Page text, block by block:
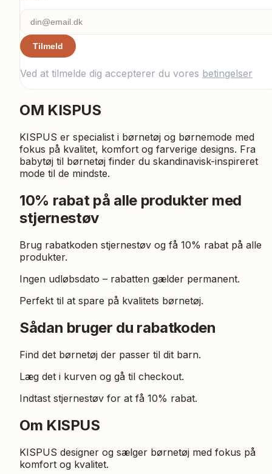
Tilmeld
Ved at tilmelde dig accepterer du vores betingelser
OM KISPUS
KISPUS er specialist i børnetøj og børnemode med
fokus på kvalitet, komfort og farverige designs. Fra
babytøj til børnetøj finder du skandinavisk-inspireret
mode til de mindste.
10% rabat på alle produkter med
stjernestøv
Brug rabatkoden stjernestøv og få 10% rabat på alle
produkter.
Ingen udløbsdato – rabatten gælder permanent.
Perfekt til at spare på kvalitets børnetøj.
Sådan bruger du rabatkoden
Find det børnetøj der passer til dit barn.
Læg det i kurven og gå til checkout.
Indtast stjernestøv for at få 10% rabat.
Om KISPUS
KISPUS designer og sælger børnetøj med fokus på
komfort og kvalitet.